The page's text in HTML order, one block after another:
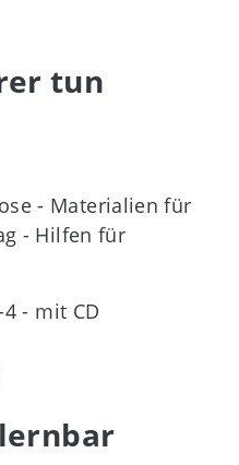
tun
- Materialien für
- Hilfen für
4 - mit CD